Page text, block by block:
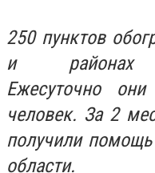
250 пунктов
и районах
Ежесуточно
человек. За 2
получили
области.